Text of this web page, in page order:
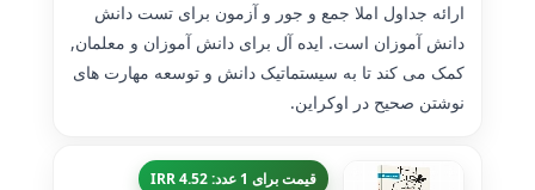
ارائه جداول املا جمع و جور و آزمون برای تست دانش
دانش آموزان است. ایده آل برای دانش آموزان و معلمان,
کمک می کند تا به سیستماتیک دانش و توسعه مهارت های
نوشتن صحیح در اوکراین.
قیمت برای 1 عدد: 4.52 IRR